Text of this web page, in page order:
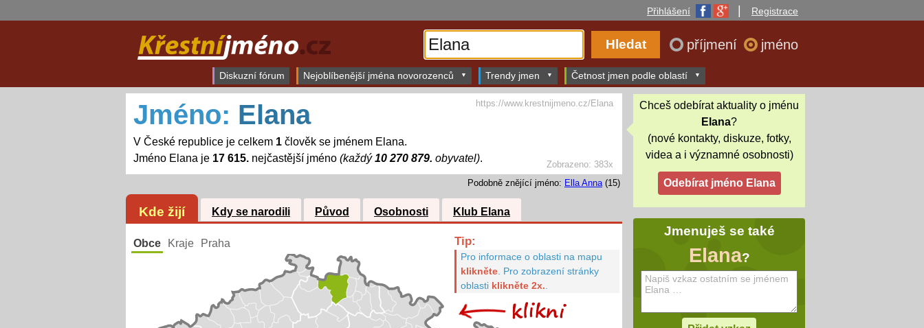
Přihlášení Registrace
příjmení jméno
Diskuzní fórum Nejoblíbenější jména novorozenců Trendy jmen Četnost jmen podle oblastí
Zobrazeno: 383x
Jméno: Elana
V České republice je celkem 1člověk se jménem Elana.
Jméno Elana je 17 615.nejčastější jméno (každý10 270 879. obyvatel).
https://www.krestnijmeno.cz/Elana
Podobně znějící jméno: Ella Anna(15)
Kde žijí Kdy se narodili Původ Osobnosti Klub Elana
Obce Kraje Praha Tip:
Pro informace o oblasti na mapu
klikněte. Pro zobrazení stránky
oblasti klikněte 2x.
Chceš odebírat aktuality o jménu
Elana?
(nové kontakty, diskuze, fotky,
videa a i významné osobnosti)
Jmenuješ se také
Elana?